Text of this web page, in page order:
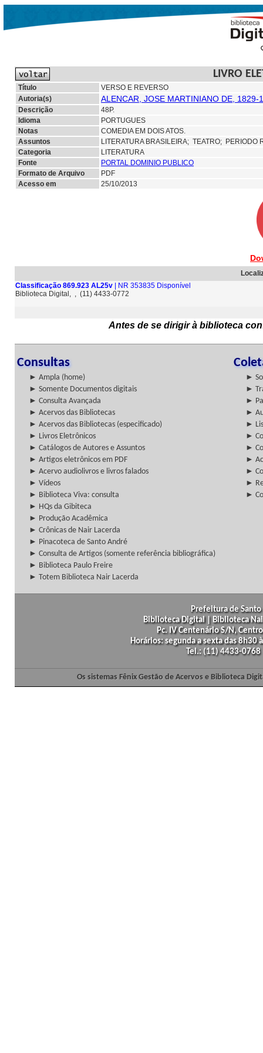
LIVRO
Título
VERSO E REVERSO
Autoria(s)
ALENCAR, JOSE MARTINIANO DE, 1829-
Descrição
48P.
Idioma
PORTUGUES
Notas
COMEDIA EM DOIS ATOS.
Assuntos
LITERATURA BRASILEIRA; TEATRO; PERIODO
Categoria
LITERATURA
Fonte
PORTAL DOMINIO PUBLICO
Formato de Arquivo
PDF
Acesso em
25/10/2013
Classificação 869.923 AL25v | NR 353835 Disponível
Biblioteca Digital, , (11) 4433-0772
Antes de se dirigir à biblioteca
Consultas
► Ampla (home)
►
► Somente Documentos digitais
►
► Consulta Avançada
►
► Acervos das Bibliotecas
►
► Acervos das Bibliotecas (especificado)
►
► Livros Eletrônicos
►
► Catálogos de Autores e Assuntos
►
► Artigos eletrônicos em PDF
►
► Acervo audiolivros e livros falados
►
► Vídeos
►
► Biblioteca Viva: consulta
►
► HQs da Gibiteca
► Produção Acadêmica
► Crônicas de Nair Lacerda
► Pinacoteca de Santo André
► Consulta de Artigos (somente referência bibliográfica)
► Biblioteca Paulo Freire
► Totem Biblioteca Nair Lacerda
Prefeitura de
Biblioteca Digital | Biblioteca
Pc. IV Centenário S/N,
Horários: segunda a sexta das
Tel.: (11) 4433-
Os sistemas Fênix Gestão de Acervos e Biblioteca